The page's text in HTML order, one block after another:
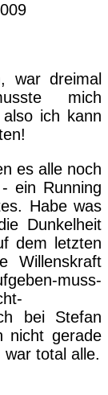
war dreimal
mich
ich kann
es alle noch
ein Running
Habe was
Dunkelheit
dem letzten
Willenskraft
muss-
bei Stefan
nicht gerade
total alle.